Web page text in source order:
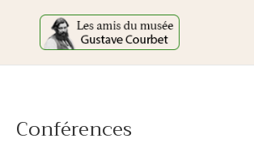
Conférences